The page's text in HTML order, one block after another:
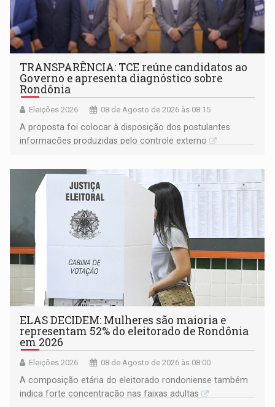
TRANSPARÊNCIA: TCE reúne candidatos ao
Governo e apresenta diagnóstico sobre
Rondônia
Eleições 2026 08 de Agosto de 2026 às 08:15
A proposta foi colocar à disposição dos postulantes
informações produzidas pelo controle externo
ELAS DECIDEM: Mulheres são maioria e
representam 52% do eleitorado de Rondônia
em 2026
Eleições 2026 08 de Agosto de 2026 às 08:00
A composição etária do eleitorado rondoniense também
indica forte concentração nas faixas adultas